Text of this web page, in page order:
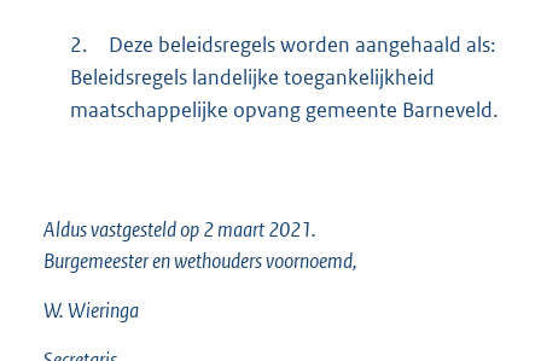
2.
Deze beleidsregels worden aangehaald als:
Beleidsregels landelijke toegankelijkheid
maatschappelijke opvang gemeente Barneveld.
Aldus vastgesteld op 2 maart 2021.
Burgemeester en wethouders voornoemd,
W.Wieringa